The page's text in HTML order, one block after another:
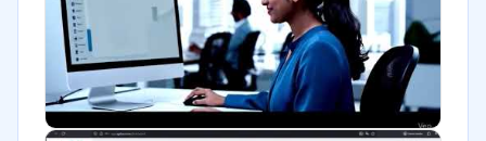
Minorista
Software / TI
Telecomunicaciones
Financiera